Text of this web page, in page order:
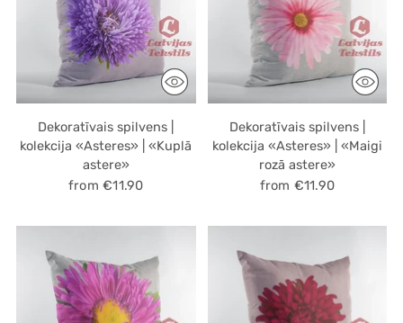
Dekoratīvais spilvens |
kolekcija «Asteres» | «Kuplā
astere»
from €11.90
Dekoratīvais spilvens |
kolekcija «Asteres» | «Maigi
rozā astere»
from €11.90